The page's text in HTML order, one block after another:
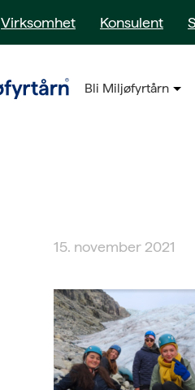
Virksomhet Konsulent
Bli Miljøfyrtårn
15. november 2021